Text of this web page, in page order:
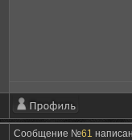
Сообщение №61